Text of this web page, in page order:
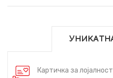
Картичка за